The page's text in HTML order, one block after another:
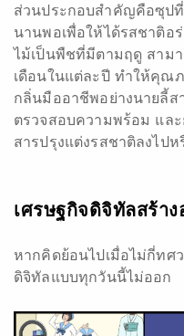
ส่วนประกอบสำคัญคือซุป
นานพอเพื่อให้ได้รสชาติอ
ไม้เป็นพืชที่มีตามฤดู สามา
เดือนในแต่ละปี ทำให้คุณ
กลิ่นมืออาชีพอย่างนายลี้
ตรวจสอบความพร้อม และ
สารปรุงแต่งรสชาติลงไปห
เศรษฐกิจดิจิทัลสร้า
หากคิดย้อนไปเมื่อไม่กี่ทศ
ดิจิทัลแบบทุกวันนี้ไม่ออก